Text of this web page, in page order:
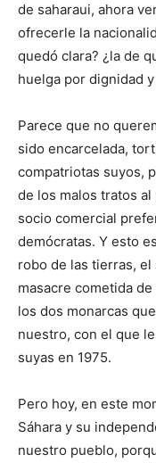
de saharaui, ahora
ofrecerle la
quedó clara? ¿la de
huelga por dignidad
Parece que no
sido encarcelada,
compatriotas suyos,
de los malos tratos
socio comercial
demócratas. Y esto
robo de las tierras,
masacre cometida
los dos monarcas
nuestro, con el que
suyas en 1975.
Pero hoy, en este
Sáhara y su
nuestro pueblo,